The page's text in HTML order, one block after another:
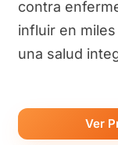
contra
influir en
una salud
Ver